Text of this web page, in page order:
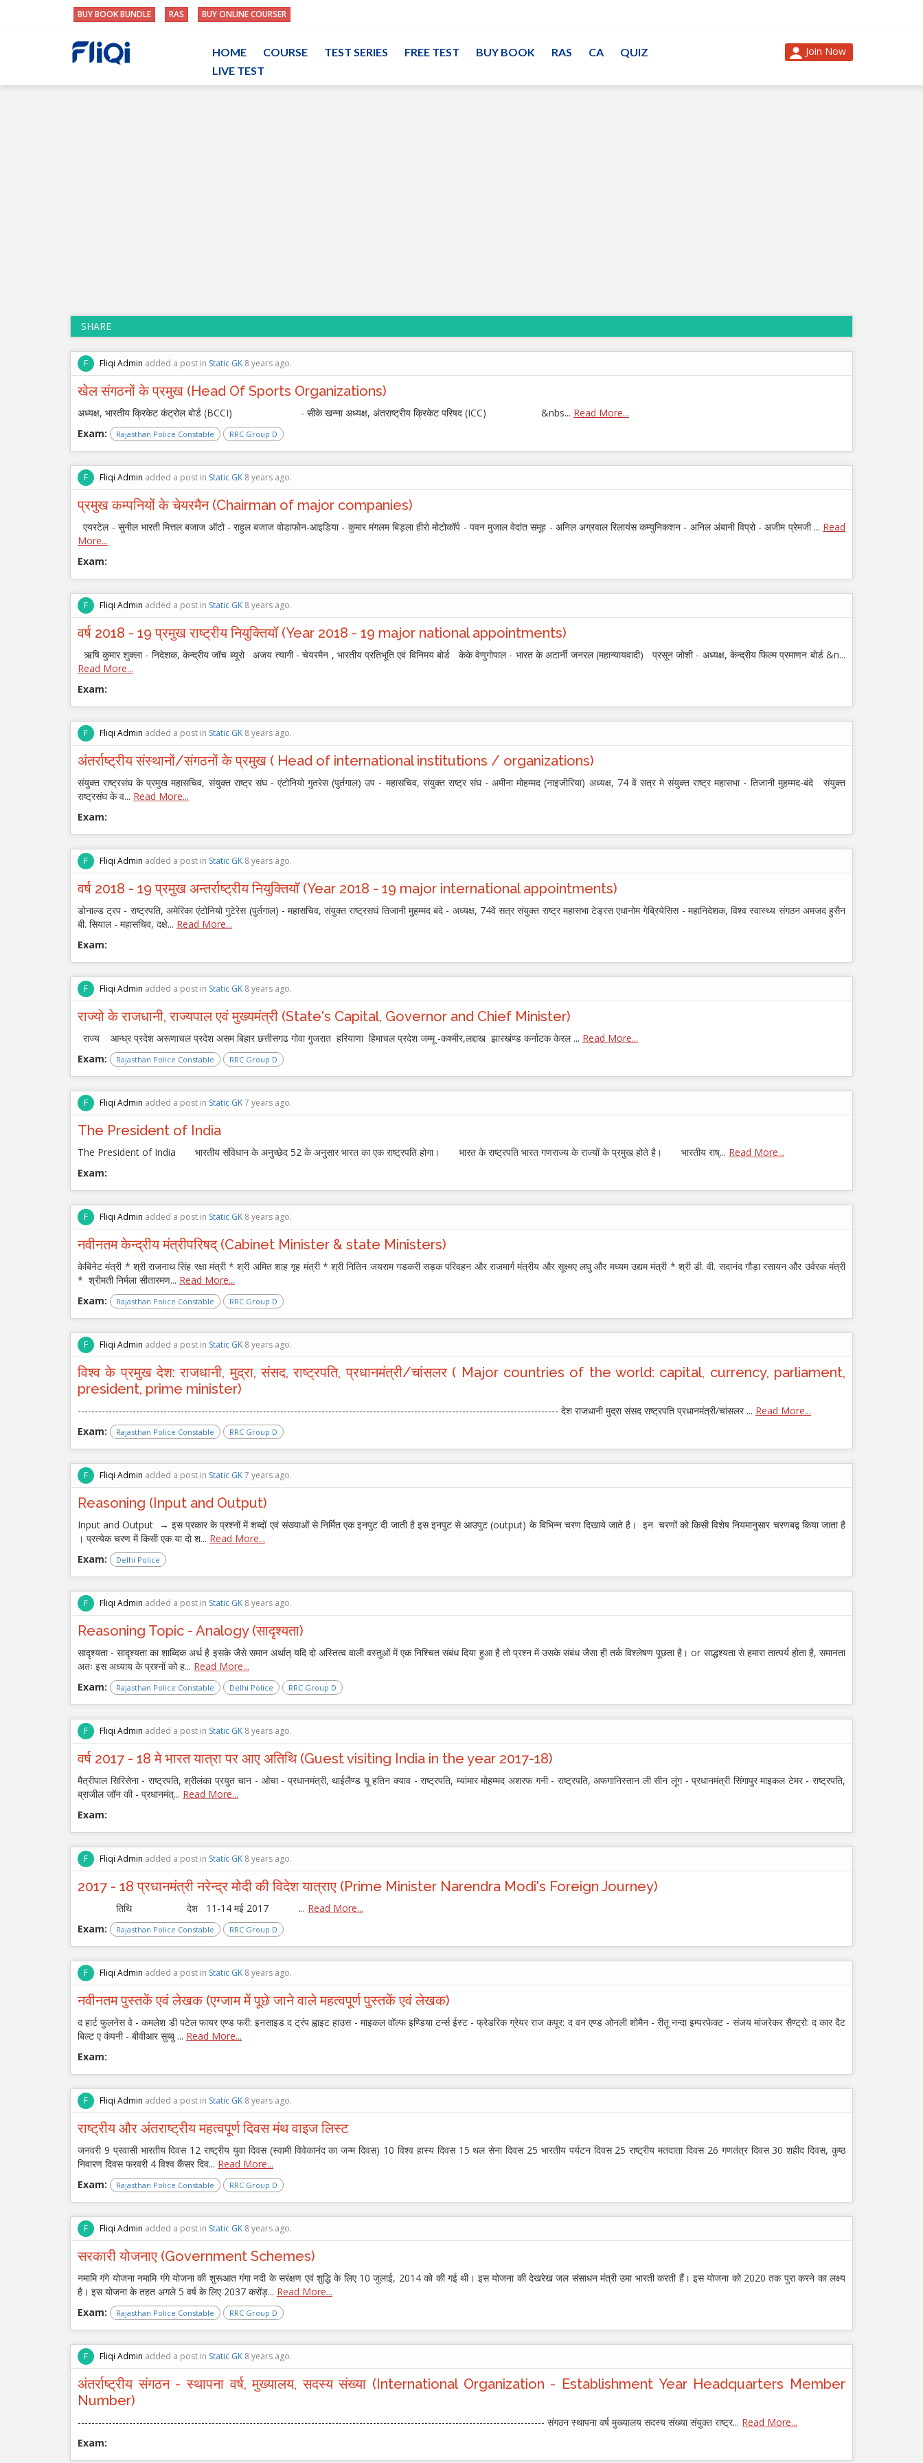
BUY BOOK BUNDLE RAS BUY ONLINE COURSER
HOME COURSE TEST SERIES FREE TEST BUY BOOK RAS CA
QUIZ
LIVE TEST
Join Now
SHARE
F Fliqi Admin added a post in Static GK 8 years ago.
खेल संगठनों के प्रमुख (Head Of Sports Organizations)
अध्यक्ष, भारतीय क्रिकेट कंट्रोल बोर्ड (BCCI) - सीके खन्ना अध्यक्ष, अंतराष्ट्रीय क्रिकेट परिषद (ICC) &nbs... Read More...
Exam:
Rajasthan Police Constable RRC Group D
F Fliqi Admin added a post in Static GK 8 years ago.
प्रमुख कम्पनियों के चेयरमैन (Chairman of major companies)
एयरटेल - सुनील भारती मित्तल बजाज ऑटो - राहुल बजाज वोडाफोन-आइडिया - कुमार मंगलम बिड़ला हीरो मोटोकॉर्प - पवन मुजाल वेदांत समूह - अनिल अग्रवाल रिलायंस कम्युनिकशन - अनिल अंबानी विप्रो - अजीम प्रेमजी ... Read
More...
Exam:
F Fliqi Admin added a post in Static GK 8 years ago.
वर्ष 2018 - 19 प्रमुख राष्ट्रीय नियुक्तियॉ (Year 2018 - 19 major national appointments)
ऋषि कुमार शुक्‍ला - निदेशक, केन्द्रीय जॉच ब्यूरो अजय त्यागी - चेयरमैन , भारतीय प्रतिभूति एवं विनिमय बोर्ड केके वेणुगोपाल - भारत के अटार्नी जनरल (महान्यायवादी) प्रसून जोशी - अध्यक्ष, केन्द्रीय फिल्म प्रमाणन बोर्ड &n...
Read More...
Exam:
F Fliqi Admin added a post in Static GK 8 years ago.
अंतर्राष्ट्रीय संस्थानों/संगठनों के प्रमुख ( Head of international institutions / organizations)
संयुक्त राष्ट्रसंघ के प्रमुख महासचिव, संयुक्त राष्ट्र संघ - एंटोनियो गुतरेस (पुर्तगाल) उप - महासचिव, संयुक्त राष्ट्र संघ - अमीना मोहम्मद (नाइजीरिया) अध्यक्ष, 74 वें सत्र मे संयुक्त राष्ट्र महासभा - तिजानी मुहम्मद-बंदे संयुक्त
राष्ट्रसंघ के व... Read More...
Exam:
F Fliqi Admin added a post in Static GK 8 years ago.
वर्ष 2018 - 19 प्रमुख अन्तर्राष्ट्रीय नियुक्तियॉ (Year 2018 - 19 major international appointments)
डोनाल्ड ट्रप - राष्ट्रपति, अमेरिका एंटोनियो गुटेरेस (पुर्तगाल) - महासचिव, संयुक्त राष्ट्रसघं तिजानी मुहम्मद बंदे - अध्यक्ष, 74वें सत्र संयुक्त राष्ट्र महासभा टेड्रस एधानोम गेब्रियेसिस - महानिदेशक, विश्व स्वास्थ्य संगठन अमजद हुसैन
बी. सियाल - महासचिव, दक्षे... Read More...
Exam:
F Fliqi Admin added a post in Static GK 8 years ago.
राज्यो के राजधानी, राज्यपाल एवं मुख्यमंत्री (State's Capital, Governor and Chief Minister)
राज्य आन्ध्र प्रदेश अरूणाचल प्रदेश असम बिहार छत्तीसगढ गोवा गुजरात हरियाणा हिमाचल प्रदेश जम्मू -कश्मीर,लद्दाख झारखंण्ड कर्नाटक केरल ... Read More...
Exam:
Rajasthan Police Constable RRC Group D
F Fliqi Admin added a post in Static GK7 years ago.
The President of India
The President of India भारतीय संविधान के अनुच्छेद 52 के अनुसार भारत का एक राष्ट्रपति होगा। भारत के राष्ट्रपति भारत गणराज्य के राज्यों के प्रमुख होते है। भारतीय राष्... Read More...
Exam:
F Fliqi Admin added a post in Static GK 8 years ago.
नवीनतम केन्द्रीय मंत्रीपरिषद् (Cabinet Minister & state Ministers)
केबिनेट मंत्री * श्री राजनाथ सिंह रक्षा मंत्री * श्री अमित शाह गृह मंत्री * श्री नितिन जयराम गडकरी सड़क परिवहन और राजमार्ग मंत्रीय और सूक्ष्मए लघु और मध्यम उद्यम मंत्री * श्री डी. वी. सदानंद गौड़ा रसायन और उर्वरक मंत्री
* श्रीमती निर्मला सीतारमण... Read More...
Exam:
Rajasthan Police Constable RRC Group D
F Fliqi Admin added a post in Static GK 8 years ago.
विश्व के प्रमुख देश: राजधानी, मुद्रा, संसद, राष्ट्रपति, प्रधानमंत्री/चांसलर ( Major countries of the world: capital, currency, parliament,
president, prime minister)
-------------------------------------------------------------------------------------------------------------------------------------------- देश राजधानी मुद्रा संसद राष्ट्रपति प्रधानमंत्री/चांसलर ... Read More...
Exam:
Rajasthan Police Constable RRC Group D
F Fliqi Admin added a post in Static GK7 years ago.
Reasoning (Input and Output)
Input and Output → इस प्रकार के प्रश्नों में शब्दों एवं संख्याओं से निर्मित एक इनपुट दी जाती है इस इनपुट से आउपुट (output) के विभिन्न चरण दिखाये जाते है। इन चरणों को किसी विशेष नियमानुसार चरणबद्व किया जाता है
। प्रत्येक चरण में किसी एक या दो श... Read More...
Exam:
Delhi Police
F Fliqi Admin added a post in Static GK 8 years ago.
Reasoning Topic - Analogy (सादृश्यता)
सादृश्यता - सादृश्यता का शाब्दिक अर्थ है इसके जैसे समान अर्थात् यदि दो अस्तित्व वाली वस्तुओं में एक निश्चित संबंध दिया हुआ है तो प्रश्न में उसके संबंध जैसा ही तर्क विश्लेषण पूछता है। or साद्धश्यता से हमारा तात्पर्य होता है, समानता
अतः इस अध्याय के प्रश्नों को ह... Read More...
Exam:
Rajasthan Police Constable Delhi Police RRC Group D
F Fliqi Admin added a post in Static GK 8 years ago.
वर्ष 2017 - 18 मे भारत यात्रा पर आए अतिथि (Guest visiting India in the year 2017-18)
मैत्रीपाल सिरिसेना - राष्ट्रपति, श्रीलंका प्रयुत चान - ओचा - प्रधानमंत्री, थाईलैण्ड यू हतिन क्याव - राष्ट्रपति, म्यांमार मोहम्मद अशरफ गनी - राष्ट्रपति, अफगानिस्तान ली सीन लूंग - प्रधानमंत्री सिंगापुर माइकल टेमर - राष्ट्रपति,
ब्राजील जॉन की - प्रधानमंत्... Read More...
Exam:
F Fliqi Admin added a post in Static GK 8 years ago.
2017 - 18 प्रधानमंत्री नरेन्द्र मोदी की विदेश यात्राए (Prime Minister Narendra Modi's Foreign Journey)
तिथि देश 11-14 मई 2017 ... Read More...
Exam:
Rajasthan Police Constable RRC Group D
F Fliqi Admin added a post in Static GK 8 years ago.
नवीनतम पुस्तकें एवं लेखक (एग्जाम में पूछे जाने वाले महत्वपूर्ण पुस्तकें एवं लेखक)
द हार्ट फुलनेस वे - कमलेश डी पटेल फायर एण्ड फरी: इनसाइड द ट्रंप ह्वाइट हाउस - माइकल वॉल्फ इण्डिया टर्न्स ईस्ट - फ्रेडरिक ग्रेयर राज कपूर: द वन एण्ड ओनली शोमैन - रीतू नन्दा इम्परफेक्ट - संजय मांजरेकर सैण्ट्रो: द कार दैट
बिल्ट ए कंपनी - बीवीआर सुब्बु ... Read More...
Exam:
F Fliqi Admin added a post in Static GK 8 years ago.
राष्ट्रीय और अंतराष्ट्रीय महत्वपूर्ण दिवस मंथ वाइज लिस्ट
जनवरी 9 प्रवासी भारतीय दिवस 12 राष्ट्रीय युवा दिवस (स्वामी विवेकानंद का जन्म दिवस) 10 विश्व हास्य दिवस 15 थल सेना दिवस 25 भारतीय पर्यटन दिवस 25 राष्ट्रीय मतदाता दिवस 26 गणतंत्र दिवस 30 शहीद दिवस, कुष्ठ
निवारण दिवस फरवरी 4 विश्व कैंसर दिव... Read More...
Exam:
Rajasthan Police Constable RRC Group D
F Fliqi Admin added a post in Static GK 8 years ago.
सरकारी योजनाए (Government Schemes)
नमामि गंगे योजना नमामि गंगे योजना की शुरूआत गंगा नदी के सरंक्षण एवं शुद्धि के लिए 10 जुलाई, 2014 को की गई थी। इस योजना की देखरेख जल संसाधन मंत्री उमा भारती करती हैं। इस योजना को 2020 तक पुरा करने का लक्ष्य
है। इस योजना के तहत अगले 5 वर्ष के लिए 2037 करोंड़... Read More...
Exam:
Rajasthan Police Constable RRC Group D
F Fliqi Admin added a post in Static GK 8 years ago.
अंतर्राष्ट्रीय संगठन - स्थापना वर्ष, मुख्यालय, सदस्य संख्या (International Organization - Establishment Year Headquarters Member
Number)
---------------------------------------------------------------------------------------------------------------------------------------- संगठन स्थापना वर्ष मुख्यालय सदस्य संख्या संयुक्त राष्ट्र... Read More...
Exam: